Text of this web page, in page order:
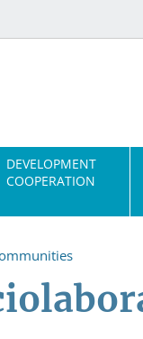
DEVELOPMENT
COOPERATION